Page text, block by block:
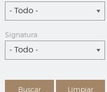
- Todo -
Signatura
- Todo -